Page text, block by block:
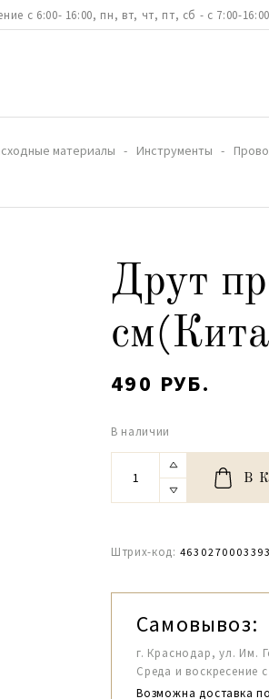
с 6:00- 16:00, пн, вт, чт, пт, сб - с 7:00-16:00
материалы Инструменты
Друт
490 РУБ.
В наличии
В
Штрих-код: 4630270003393
Самовывоз:
г. Краснодар, ул. Им.
Среда и воскресение
Возможна доставка